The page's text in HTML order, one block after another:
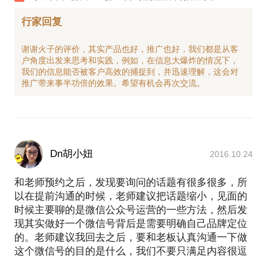
行家回复
谢谢火子的评价，其实产品也好，推广也好，我们都是从客
户角度出发来思考和实践，例如，在信息大爆炸的情况下，
我们的信息能否被客户高效的捕捉到，并迅速理解，这会对
Dn胡小妞 2016.10.24
和老师预约之后，发现要询问的话题有很多很多，所
以在提前沟通的时候，老师建议把话题缩小，见面的
时候主要聊的是微信公众号运营的一些方法，然后发
现其实做好一个微信号背后是需要明确自己品牌定位
的。老师建议我回去之后，要和老板认真沟通一下做
这个微信号的目的是什么，我们不要只满足内容很逗